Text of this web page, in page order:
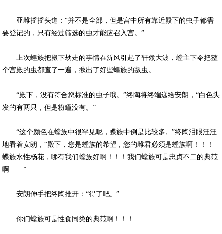
亚雌摇摇头道：“并不是全部，但是宫中所有靠近殿下的虫子都需
要登记的，只有经过筛选的虫才能应召入宫。”
上次蝗族把殿下劫走的事情在沂风引起了轩然大波，螳主下令把整
个宫殿的虫都查了一遍，揪出了好些蝗族的叛虫。
“殿下，没有符合您标准的虫子哦。”终陶将终端递给安朗，“白色头
发的有两只，但是粉瞳没有。”
“这个颜色在螳族中很罕见呢，蝶族中倒是比较多。”终陶泪眼汪汪
地看着安朗，“殿下，您是螳族的希望，您的雌君必须是螳族啊！！！
蝶族水性杨花，哪有我们螳族好啊！！！我们螳族可是忠贞不二的典范
啊——”
安朗伸手把终陶推开：“得了吧。”
你们螳族可是性食同类的典范啊！！！